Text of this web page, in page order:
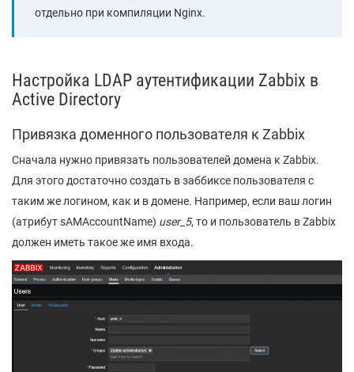
отдельно при компиляции Nginx.
Настройка LDAP аутентификации Zabbix в
Active Directory
Привязка доменного пользователя к Zabbix
Сначала нужно привязать пользователей домена к Zabbix.
Для этого достаточно создать в заббиксе пользователя с
таким же логином, как и в домене. Например, если ваш логин
(атрибут sAMAccountName) user_5, то и пользователь в Zabbix
должен иметь такое же имя входа.